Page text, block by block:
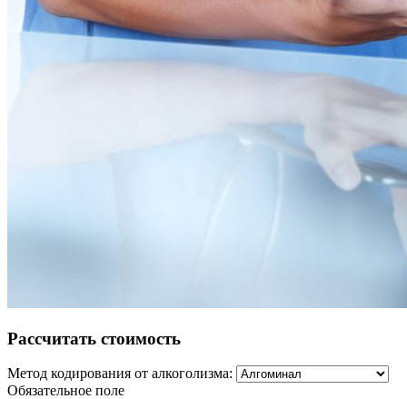
Рассчитать стоимость
Метод кодирования от алкоголизма:
Обязательное поле